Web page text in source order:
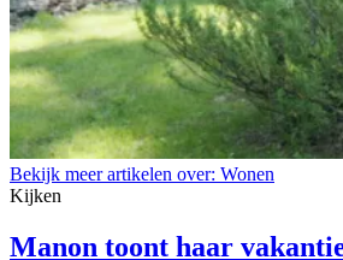
Bekijk meer artikelen over: Wonen
Kijken
Manon toont haar